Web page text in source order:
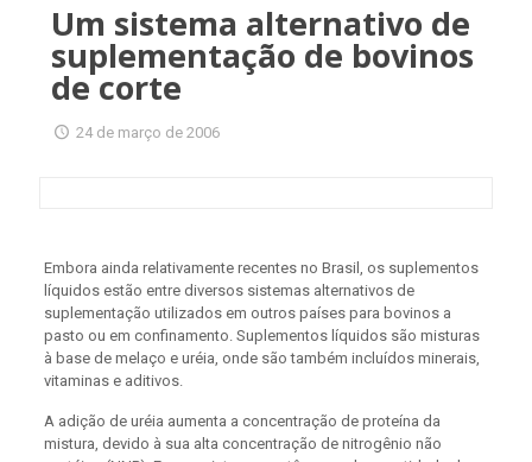
Um sistema alternativo de
suplementação de bovinos
de corte
24 de março de 2006
Embora ainda relativamente recentes no Brasil, os suplementos
líquidos estão entre diversos sistemas alternativos de
suplementação utilizados em outros países para bovinos a
pasto ou em confinamento. Suplementos líquidos são misturas
à base de melaço e uréia, onde são também incluídos minerais,
vitaminas e aditivos.
A adição de uréia aumenta a concentração de proteína da
mistura, devido à sua alta concentração de nitrogênio não